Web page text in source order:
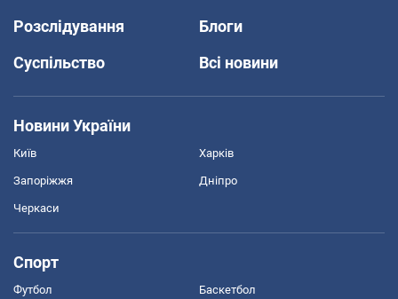
Розслідування
Блоги
Суспільство
Всі новини
Новини України
Київ Харків
Запоріжжя Дніпро
Черкаси
Спорт
Футбол Баскетбол